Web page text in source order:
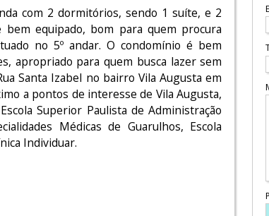
com 2 dormitórios, sendo 1 suíte, e 2
equipado, bom para quem procura
no 5º andar. O condomínio é bem
apropriado para quem busca lazer sem
Santa Izabel no bairro Vila Augusta em
a pontos de interesse de Vila Augusta,
Superior Paulista de Administração
Médicas de Guarulhos, Escola
Individuar.